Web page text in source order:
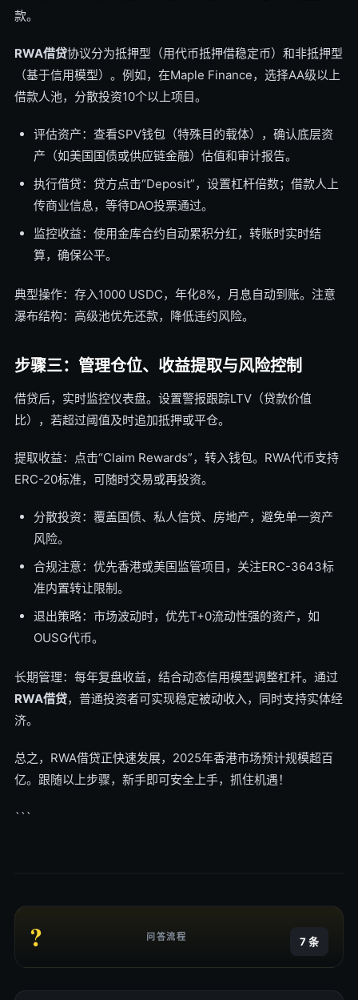
款。
RWA借贷协议分为抵押型（用代币抵押借稳定币）和非抵押型
（基于信用模型）。例如，在Maple Finance，选择AA级以上
借款人池，分散投资10个以上项目。
评估资产：查看SPV钱包（特殊目的载体），确认底层资
产（如美国国债或供应链金融）估值和审计报告。
执行借贷：贷方点击“Deposit”，设置杠杆倍数；借款人上
传商业信息，等待DAO投票通过。
监控收益：使用金库合约自动累积分红，转账时实时结
算，确保公平。
典型操作：存入1000 USDC，年化8%，月息自动到账。注意
瀑布结构：高级池优先还款，降低违约风险。
步骤三：管理仓位、收益提取与风险控制
借贷后，实时监控仪表盘。设置警报跟踪LTV（贷款价值
比），若超过阈值及时追加抵押或平仓。
提取收益：点击“Claim Rewards”，转入钱包。RWA代币支持
ERC-20标准，可随时交易或再投资。
分散投资：覆盖国债、私人信贷、房地产，避免单一资产
风险。
合规注意：优先香港或美国监管项目，关注ERC-3643标
准内置转让限制。
退出策略：市场波动时，优先T+0流动性强的资产，如
OUSG代币。
长期管理：每年复盘收益，结合动态信用模型调整杠杆。通过
RWA借贷，普通投资者可实现稳定被动收入，同时支持实体经
济。
总之，RWA借贷正快速发展，2025年香港市场预计规模超百
亿。跟随以上步骤，新手即可安全上手，抓住机遇！
```
? 问答流程 7 条